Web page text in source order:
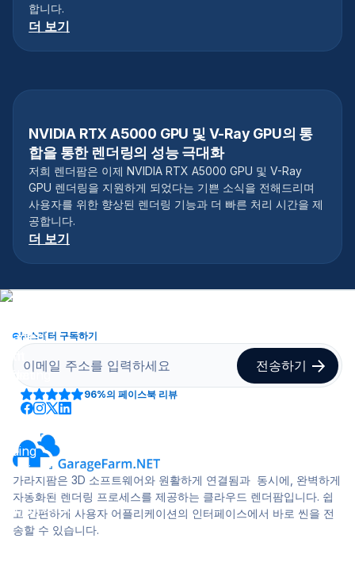
합니다.
더 보기
NVIDIA RTX A5000 GPU 및 V-Ray GPU의 통
합을 통한 렌더링의 성능 극대화
저희 렌더팜은 이제 NVIDIA RTX A5000 GPU 및 V-Ray
GPU 렌더링을 지원하게 되었다는 기쁜 소식을 전해드리며
사용자를 위한 향상된 렌더링 기능과 더 빠른 처리 시간을 제
공합니다.
더 보기
뉴스레터 구독하기
96%의 페이스북 리뷰
가라지팜은 3D 소프트웨어와 원활하게 연결됨과 동시에, 완벽하게
자동화된 렌더링 프로세스를 제공하는 클라우드 렌더팜입니다. 쉽
고 간편하게 사용자 어플리케이션의 인터페이스에서 바로 씬을 전
송할 수 있습니다.